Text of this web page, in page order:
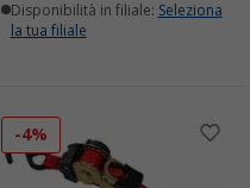
Disponibilità in filiale: Seleziona
la tua filiale
-4%